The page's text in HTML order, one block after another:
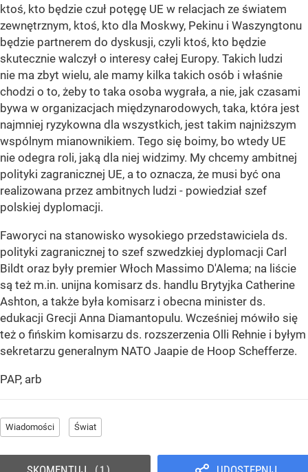
ktoś, kto będzie czuł potęgę UE w relacjach ze światem
zewnętrznym, ktoś, kto dla Moskwy, Pekinu i Waszyngtonu
będzie partnerem do dyskusji, czyli ktoś, kto będzie
skutecznie walczył o interesy całej Europy. Takich ludzi
nie ma zbyt wielu, ale mamy kilka takich osób i właśnie
chodzi o to, żeby to taka osoba wygrała, a nie, jak czasami
bywa w organizacjach międzynarodowych, taka, która jest
najmniej ryzykowna dla wszystkich, jest takim najniższym
wspólnym mianownikiem. Tego się boimy, bo wtedy UE
nie odegra roli, jaką dla niej widzimy. My chcemy ambitnej
polityki zagranicznej UE, a to oznacza, że musi być ona
realizowana przez ambitnych ludzi - powiedział szef
polskiej dyplomacji.
Faworyci na stanowisko wysokiego przedstawiciela ds.
polityki zagranicznej to szef szwedzkiej dyplomacji Carl
Bildt oraz były premier Włoch Massimo D'Alema; na liście
są też m.in. unijna komisarz ds. handlu Brytyjka Catherine
Ashton, a także była komisarz i obecna minister ds.
edukacji Grecji Anna Diamantopulu. Wcześniej mówiło się
też o fińskim komisarzu ds. rozszerzenia Olli Rehnie i byłym
sekretarzu generalnym NATO Jaapie de Hoop Schefferze.
PAP, arb
Wiadomości Świat